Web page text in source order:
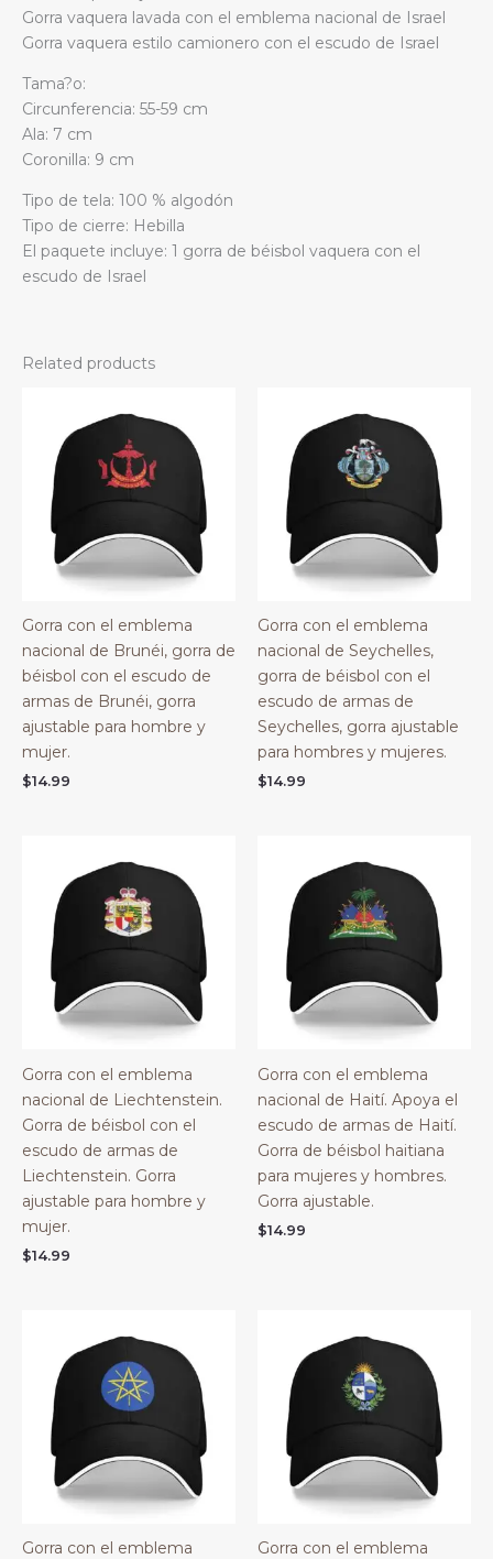
Gorra vaquera lavada con el emblema nacional de Israel
Gorra vaquera estilo camionero con el escudo de Israel
Tama?o:
Circunferencia: 55-59 cm
Ala: 7 cm
Coronilla: 9 cm
Tipo de tela: 100 % algodón
Tipo de cierre: Hebilla
El paquete incluye: 1 gorra de béisbol vaquera con el
escudo de Israel
Related products
Gorra con el emblema
nacional de Brunéi, gorra de
béisbol con el escudo de
armas de Brunéi, gorra
ajustable para hombre y
mujer.
$14.99
Gorra con el emblema
nacional de Seychelles,
gorra de béisbol con el
escudo de armas de
Seychelles, gorra ajustable
para hombres y mujeres.
$14.99
Gorra con el emblema
nacional de Liechtenstein.
Gorra de béisbol con el
escudo de armas de
Liechtenstein. Gorra
ajustable para hombre y
mujer.
$14.99
Gorra con el emblema
nacional de Haití. Apoya el
escudo de armas de Haití.
Gorra de béisbol haitiana
para mujeres y hombres.
Gorra ajustable.
$14.99
Gorra con el emblema
Gorra con el emblema